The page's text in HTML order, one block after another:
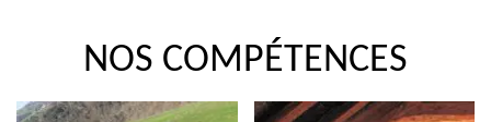
NOS COMPÉTENCES